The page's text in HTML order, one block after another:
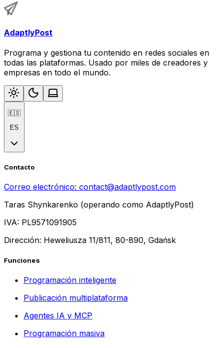
AdaptlyPost
Programa y gestiona tu contenido en redes sociales en
todas las plataformas. Usado por miles de creadores y
empresas en todo el mundo.
🇪🇸
ES
Contacto
Correo electrónico: contact@adaptlypost.com
Taras Shynkarenko (operando como AdaptlyPost)
IVA: PL9571091905
Dirección: Heweliusza 11/811, 80-890, Gdańsk
Funciones
Programación inteligente
Publicación multiplataforma
Agentes IA y MCP
Programación masiva